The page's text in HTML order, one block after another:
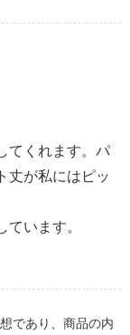
てくれます。パ
丈が私にはピッ
います。
であり、商品の内